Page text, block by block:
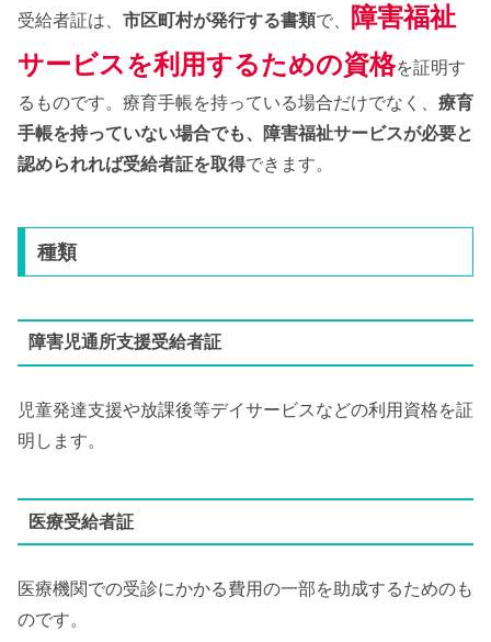
受給者証は、 市区町村が発行する書類で、
障害福祉
サービスを利用するための資格を証明す
るものです。療育手帳を持っている場合だけでなく、 療育
手帳を持っていない場合でも、障害福祉サービスが必要と
認められれば受給者証を取得できます。
種類
障害児通所支援受給者証
児童発達支援や放課後等デイサービスなどの利用資格を証
明します。
医療受給者証
医療機関での受診にかかる費用の一部を助成するためのも
のです。